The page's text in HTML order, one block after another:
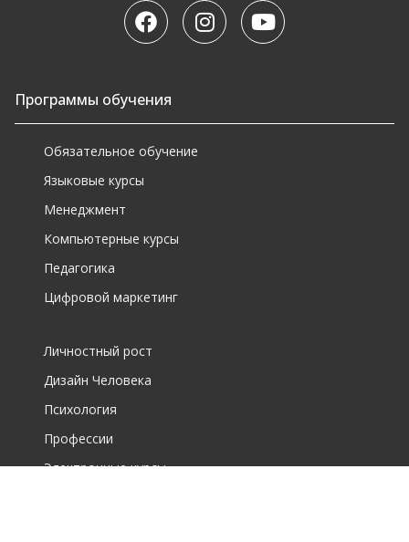
Программы обучения
Обязательное обучение
Языковые курсы
Менеджмент
Компьютерные курсы
Педагогика
Цифровой маркетинг
Личностный рост
Дизайн Человека
Психология
Профессии
Электронные курсы